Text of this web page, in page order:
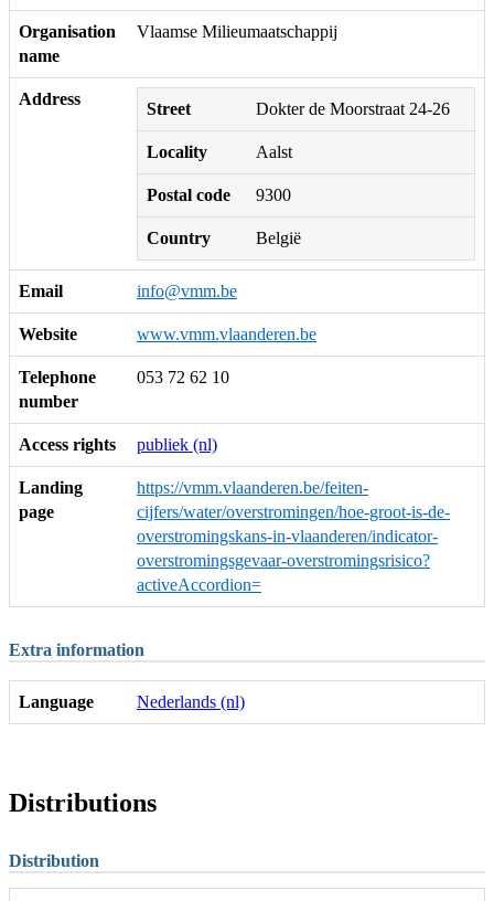
Organisation
name
Vlaamse Milieumaatschappij
Address
Street Dokter de Moorstraat 24-26
Locality Aalst
Postal code 9300
Country België
Email info@vmm.be
Website www.vmm.vlaanderen.be
Telephone
number
053 72 62 10
Access rights publiek (nl)
Landing
page
https://vmm.vlaanderen.be/feiten-
cijfers/water/overstromingen/hoe-groot-is-de-
overstromingskans-in-vlaanderen/indicator-
overstromingsgevaar-overstromingsrisico?
activeAccordion=
Extra information
Language Nederlands (nl)
Distributions
Distribution